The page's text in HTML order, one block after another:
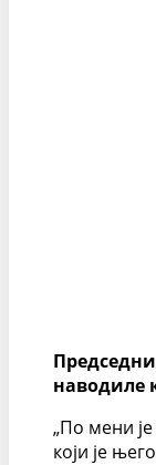
наводиле
„По мени
који је